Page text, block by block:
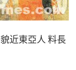
近東亞人 料長